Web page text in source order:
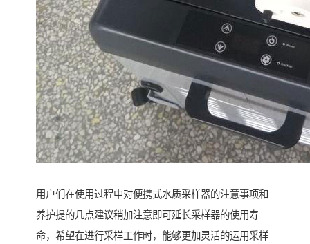
用户们在使用过程中对便携式水质采样器的注意事项和
养护提的几点建议稍加注意即可延长采样器的使用寿
命，希望在进行采样工作时，能够更加灵活的运用采样